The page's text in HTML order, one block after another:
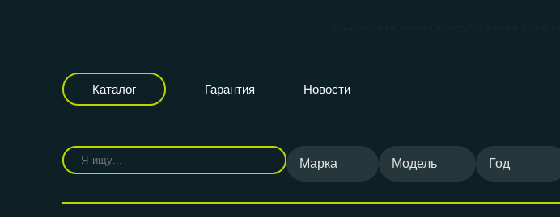
Каталог Гарантия Новости
Марка Модель Год